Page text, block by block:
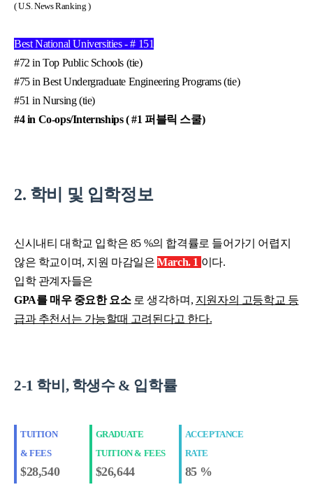
( U.S. News Ranking )
Best National Universities - # 151
#72 in Top Public Schools (tie)
#75 in Best Undergraduate Engineering Programs (tie)
#51 in Nursing (tie)
#4 in Co-ops/Internships (#1퍼블릭 스쿨)
2. 학비 및 입학정보
신시내티 대학교 입학은 85 %의 합격률로 들어가기 어렵지
않은 학교이며, 지원 마감일은March. 1 이다.
입학 관계자들은
GPA를 매우 중요한 요소로 생각하며, 지원자의 고등학교 등
급과 추천서는 가능할때 고려된다고 한다.
2-1 학비, 학생수 & 입학률
TUITION
& FEES
$28,540
GRADUATE
TUITION & FEES
$26,644
ACCEPTANCE
RATE
85 %